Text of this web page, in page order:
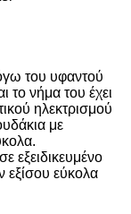
του υφαντού
το νήμα του έχει
ηλεκτρισμού
με
εξειδικευμένο
εύκολα